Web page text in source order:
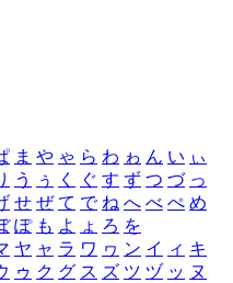
ま や ゃ ら わ ゎ ん い ぃ
う ぅ く ぐ す ず つ づ っ
せ ぜ て で ね へ べ ぺ め
ぽ も よ ょ ろ を
ヤ ャ ラ ワ ヮ ン イ ィ キ
ゥ ク グ ス ズ ツ ヅ ッ ヌ